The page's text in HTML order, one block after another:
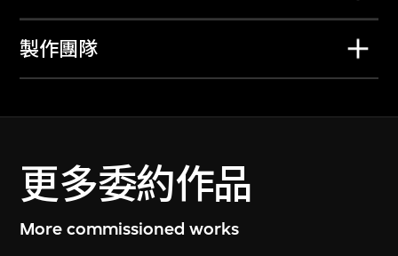
製作團隊
更多委約作品
More commissioned works
莎拉 · 摩里斯
金雅瑛